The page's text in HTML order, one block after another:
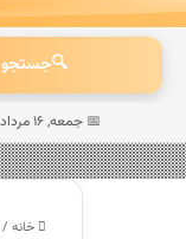
🔍جستجو
📅 جمعه, ۱۶ مرداد ۱۴۰۵
خانه /